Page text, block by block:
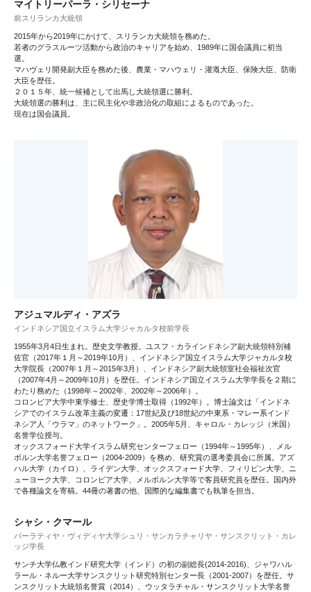
マイトリーパーラ・シリセーナ
前スリランカ大統領
2015年から2019年にかけて、スリランカ大統領を務めた。
若者のグラスルーツ活動から政治のキャリアを始め、1989年に国会議員に初当
選。
マハヴェリ開発副大臣を務めた後、農業・マハウェリ・灌漑大臣、保険大臣、防衛
大臣を歴任。
２０１５年、統一候補として出馬し大統領選に勝利。
大統領選の勝利は、主に民主化や非政治化の取組によるものであった。
現在は国会議員。
アジュマルディ・アズラ
インドネシア国立イスラム大学ジャカルタ校前学長
1955年3月4日生まれ。歴史文学教授。ユスフ・カラインドネシア副大統領特別補
佐官（2017年１月～2019年10月）、インドネシア国立イスラム大学ジャカルタ校
大学院長（2007年１月～2015年3月）、インドネシア副大統領室社会福祉次官
（2007年4月～2009年10月）を歴任。インドネシア国立イスラム大学学長を２期に
わたり務めた（1998年～2002年、2002年～2006年）。
コロンビア大学中東学修士、歴史学博士取得（1992年）。博士論文は「インドネ
シアでのイスラム改革主義の変遷：17世紀及び18世紀の中東系・マレー系インド
ネシア人「ウラマ」のネットワーク」。2005年5月、キャロル・カレッジ（米国）
名誉学位授与。
オックスフォード大学イスラム研究センターフェロー（1994年～1995年）、メル
ボルン大学名誉フェロー（2004-2009）を務め、研究賞の選考委員会に所属。アズ
ハル大学（カイロ）、ライデン大学、オックスフォード大学、フィリピン大学、ニ
ューヨーク大学、コロンビア大学、メルボルン大学等で客員研究員を歴任。国内外
で各種論文を寄稿。44冊の著書の他、国際的な編集書でも執筆を担当。
シャシ・クマール
バーラティヤ・ヴィディヤ大学シュリ・サンカラチャリヤ・サンスクリット・カレ
ッジ学長
サンチ大学仏教インド研究大学（インド）の初の副総長(2014-2016)、ジャワハル
ラール・ネルー大学サンスクリット研究特別センター長（2001-2007）を歴任。サ
ンスクリット大統領名誉賞（2014）、ウッタラチャル・サンスクリット大学名誉